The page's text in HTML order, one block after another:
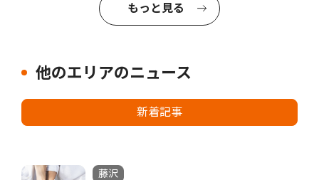
もっと見る
他のエリアのニュース
新着記事
藤沢